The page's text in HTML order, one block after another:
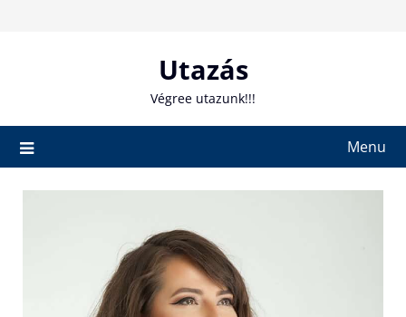
Utazás
Végree utazunk!!!
Menu